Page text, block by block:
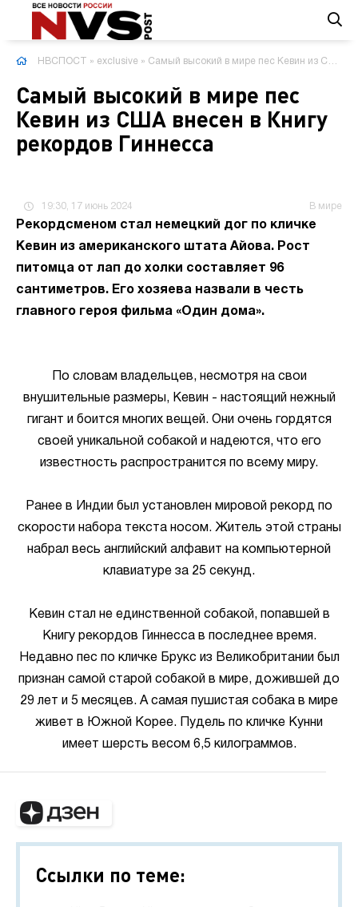
НВСПОСТ » exclusive » Самый высокий в мире пес Кевин из США внесен в Книгу рекордов Гиннесса
Самый высокий в мире пес
Кевин из США внесен в Книгу
рекордов Гиннесса
19:30, 17 июнь 2024 В мире
Рекордсменом стал немецкий дог по кличке
Кевин из американского штата Айова. Рост
питомца от лап до холки составляет 96
сантиметров. Его хозяева назвали в честь
главного героя фильма «Один дома».
По словам владельцев, несмотря на свои
внушительные размеры, Кевин - настоящий нежный
гигант и боится многих вещей. Они очень гордятся
своей уникальной собакой и надеются, что его
известность распространится по всему миру.
Ранее в Индии был установлен мировой рекорд по
скорости набора текста носом. Житель этой страны
набрал весь английский алфавит на компьютерной
клавиатуре за 25 секунд.
Кевин стал не единственной собакой, попавшей в
Книгу рекордов Гиннесса в последнее время.
Недавно пес по кличке Брукс из Великобритании был
признан самой старой собакой в мире, дожившей до
29 лет и 5 месяцев. А самая пушистая собака в мире
живет в Южной Корее. Пудель по кличке Кунни
имеет шерсть весом 6,5 килограммов.
Ссылки по теме: